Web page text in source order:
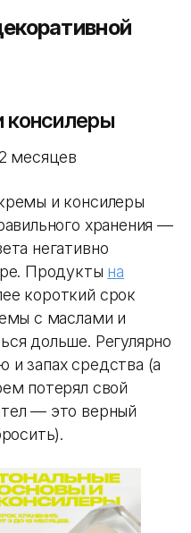
консилеры
месяцев
и консилеры
хранения —
негативно
Продукты на
короткий срок
с маслами и
дольше. Регулярно
и запах средства (а
потерял свой
— это верный